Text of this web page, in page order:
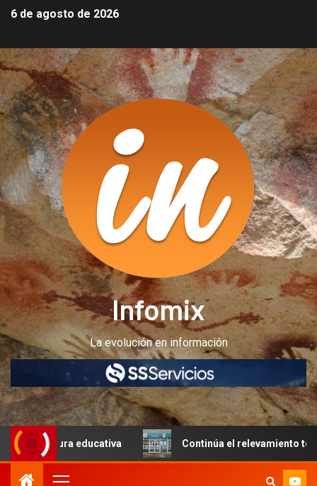
6 de agosto de 2026
Infomix
La evolución en información
educativa Continúa el relevamiento técnico en